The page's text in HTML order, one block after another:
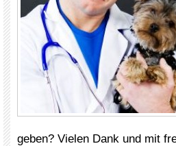
geben? Vielen Dank und mit